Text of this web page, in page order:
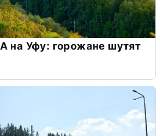
на Уфу: горожане шутят